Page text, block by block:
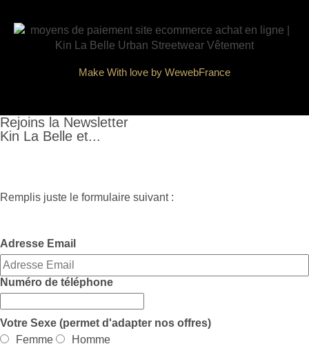
Make With love by WewebFrance
Rejoins la Newsletter
Kin La Belle et...
Remplis juste le formulaire suivant :
Adresse Email
Numéro de téléphone
Votre Sexe (permet d'adapter nos offres)
Femme
Homme